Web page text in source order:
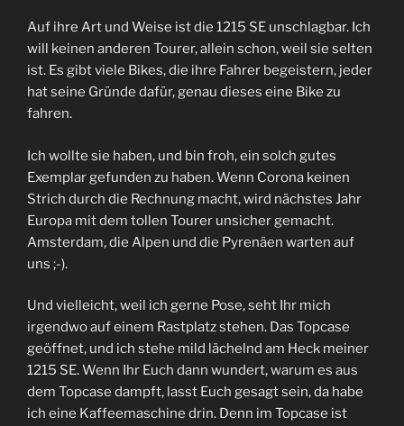
Auf ihre Art und Weise ist die 1215 SE unschlagbar. Ich
will keinen anderen Tourer, allein schon, weil sie selten
ist. Es gibt viele Bikes, die ihre Fahrer begeistern, jeder
hat seine Gründe dafür, genau dieses eine Bike zu
fahren.
Ich wollte sie haben, und bin froh, ein solch gutes
Exemplar gefunden zu haben. Wenn Corona keinen
Strich durch die Rechnung macht, wird nächstes Jahr
Europa mit dem tollen Tourer unsicher gemacht.
Amsterdam, die Alpen und die Pyrenäen warten auf
uns ;-).
Und vielleicht, weil ich gerne Pose, seht Ihr mich
irgendwo auf einem Rastplatz stehen. Das Topcase
geöffnet, und ich stehe mild lächelnd am Heck meiner
1215 SE. Wenn Ihr Euch dann wundert, warum es aus
dem Topcase dampft, lasst Euch gesagt sein, da habe
ich eine Kaffeemaschine drin. Denn im Topcase ist